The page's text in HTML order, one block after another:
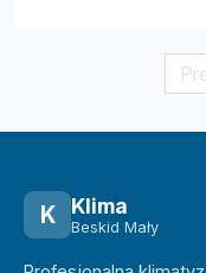
K Klima
Beskid Mały